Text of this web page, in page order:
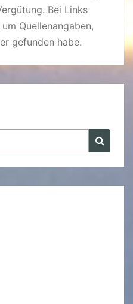
Bei Links
Quellenangaben,
gefunden habe.